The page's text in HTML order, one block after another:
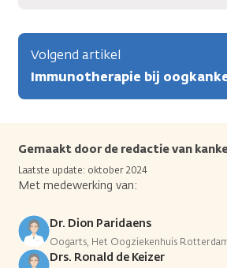
Volgend artikel
Immunotherapie bij
Gemaakt door de redactie van
Laatste update: oktober 2024
Met medewerking van:
Dr. Dion Paridaens
Oogarts, Het Oogziekenhuis
Drs. Ronald de Keizer